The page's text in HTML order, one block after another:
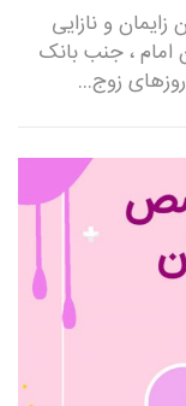
و نازایی
امام ، جنب بانک
زوج…